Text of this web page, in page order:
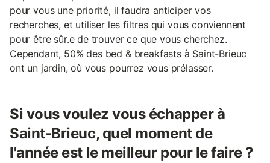
pour vous une priorité, il faudra anticiper vos
recherches, et utiliser les filtres qui vous conviennent
pour être sûr.e de trouver ce que vous cherchez.
Cependant, 50% des bed & breakfasts à Saint-Brieuc
ont un jardin, où vous pourrez vous prélasser.
Si vous voulez vous échapper à
Saint-Brieuc, quel moment de
l'année est le meilleur pour le faire ?